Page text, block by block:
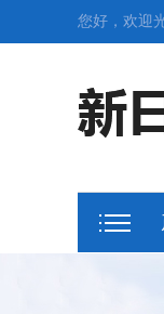
您好，欢迎